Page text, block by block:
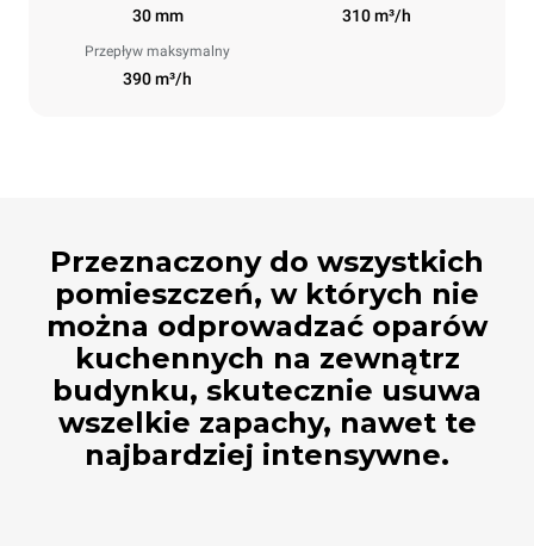
30 mm 310 m³/h
Przepływ maksymalny
390 m³/h
Przeznaczony do wszystkich
pomieszczeń, w których nie
można odprowadzać oparów
kuchennych na zewnątrz
budynku, skutecznie usuwa
wszelkie zapachy, nawet te
najbardziej intensywne.